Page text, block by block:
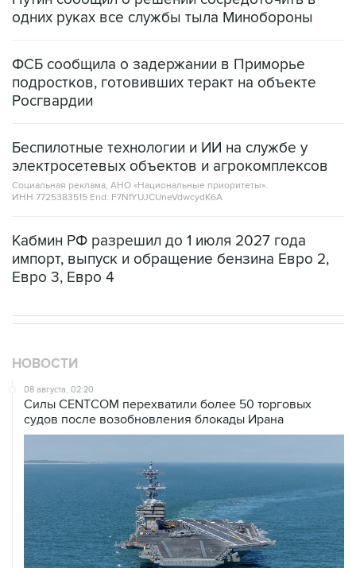
одних руках все службы тыла Минобороны
ФСБ сообщила о задержании в Приморье
подростков, готовивших теракт на объекте
Росгвардии
Беспилотные технологии и ИИ на службе у
электросетевых объектов и агрокомплексов
Социальная реклама, АНО «Национальные приоритеты».
ИНН 7725383515 Erid: F7NfYUJCUneVdwcydK6A
Кабмин РФ разрешил до 1 июля 2027 года
импорт, выпуск и обращение бензина Евро 2,
Евро 3, Евро 4
НОВОСТИ
08 августа, 02:20
Силы CENTCOM перехватили более 50 торговых
судов после возобновления блокады Ирана